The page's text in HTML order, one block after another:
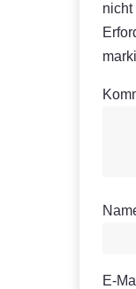
nicht
E-